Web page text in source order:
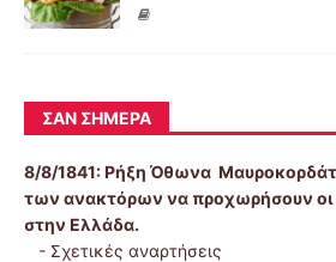
ΣΑΝ ΣΉΜΕΡΑ
8/8/1841:Ρήξη Όθωνα 
των ανακτόρων να προχωρήσουν οι
στην Ελλάδα.
- Σχετικές αναρτήσεις